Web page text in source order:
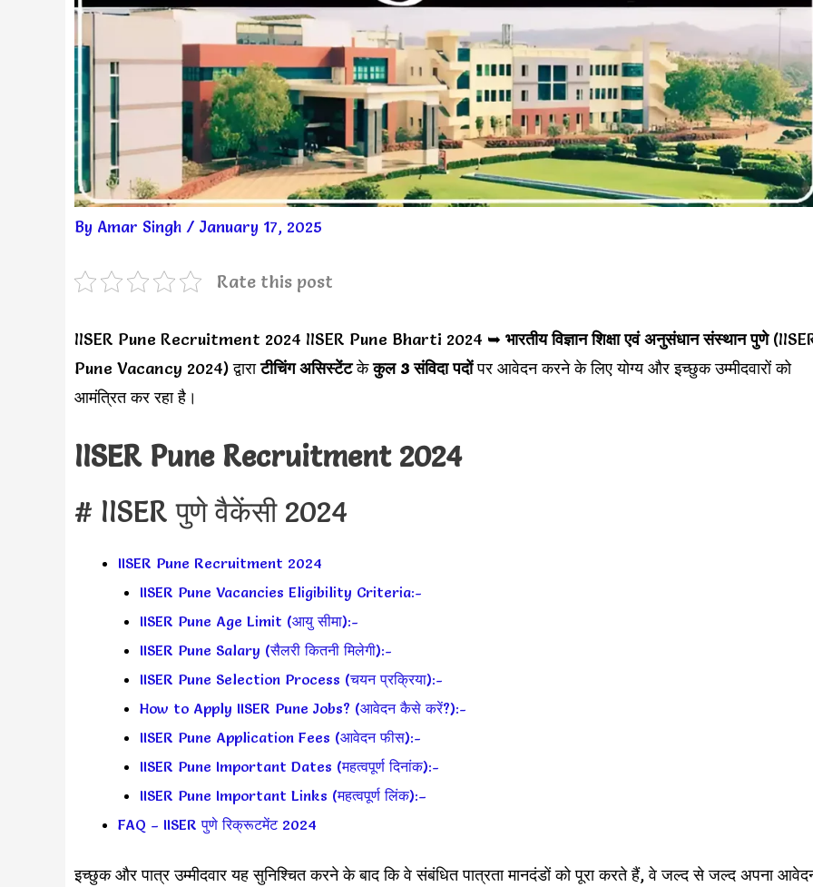
By Amar Singh / January 17, 2025
Rate this post
IISER Pune Recruitment 2024 IISER Pune Bharti 2024 ➥ भारतीय विज्ञान शिक्षा एवं अनुसंधान संस्थान पुणे
Pune Vacancy 2024) द्वाराटीचिंग असिस्टेंटकेकुल 3 संविदा पदोंपर आवेदन करने के लिए योग्य और इच्छुक उम्मीदवारों को
आमंत्रित कर रहा है।
IISER Pune Recruitment 2024
# IISER पुणे वैकेंसी 2024
IISER Pune Recruitment 2024
IISER Pune Vacancies Eligibility Criteria:-
IISER Pune Age Limit (आयु सीमा):-
IISER Pune Salary (सैलरी कितनी मिलेगी):-
IISER Pune Selection Process (चयन प्रक्रिया):-
How to Apply IISER Pune Jobs? (आवेदन कैसे करें?):-
IISER Pune Application Fees (आवेदन फीस):-
IISER Pune Important Dates (महत्वपूर्ण दिनांक):-
IISER Pune Important Links (महत्वपूर्ण लिंक):–
FAQ – IISER पुणे रिक्रूटमेंट 2024
इच्छुक और पात्र उम्मीदवार यह सुनिश्चित करने के बाद कि वे संबंधित पात्रता मानदंडों को पूरा करते हैं, वे जल्द से जल्द अपना